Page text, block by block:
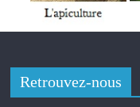
Tenue de l’Enquête
Retrouvez-nous